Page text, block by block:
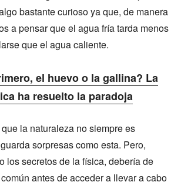
bastante curioso ya que, de manera
a pensar que el agua fría tarda menos
que el agua caliente.
el huevo o la gallina? La
ha resuelto la paradoja
la naturaleza no siempre es
sorpresas como esta. Pero,
los secretos de la física, debería de
antes de acceder a llevar a cabo